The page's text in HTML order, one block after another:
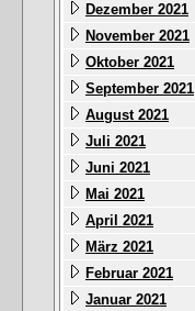
Dezember 2021
November 2021
Oktober 2021
September 2021
August 2021
Juli 2021
Juni 2021
Mai 2021
April 2021
März 2021
Februar 2021
Januar 2021